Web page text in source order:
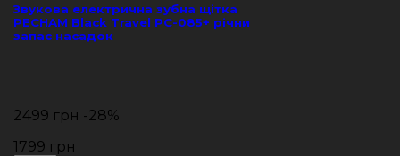
Звукова електрична зубна щітка
PECHAM Black Travel PC-085+ річний
запас насадок
2499 грн -28%
1799 грн